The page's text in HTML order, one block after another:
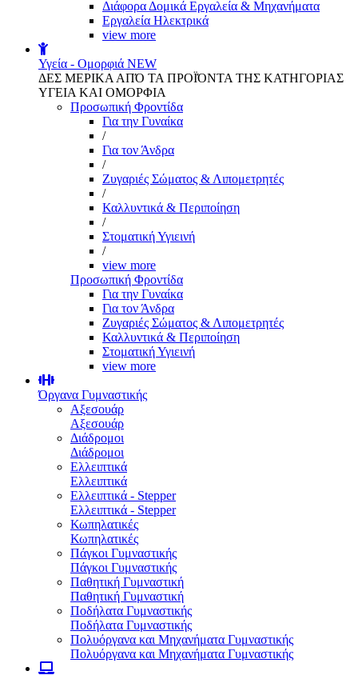
Διάφορα Δομικά Εργαλεία & Μηχανήματα
Εργαλεία Ηλεκτρικά
view more
Υγεία - Ομορφιά NEW
ΔΕΣ ΜΕΡΙΚΑ ΑΠΌ ΤΑ ΠΡΟΪΌΝΤΑ ΤΗΣ ΚΑΤΗΓΟΡΙΑΣ
ΥΓΕΙΑ ΚΑΙ ΟΜΟΡΦΙΑ
Προσωπική Φροντίδα
Για την Γυναίκα
/
Για τον Άνδρα
/
Ζυγαριές Σώματος & Λιπομετρητές
/
Καλλυντικά & Περιποίηση
/
Στοματική Υγιεινή
/
view more
Προσωπική Φροντίδα
Για την Γυναίκα
Για τον Άνδρα
Ζυγαριές Σώματος & Λιπομετρητές
Καλλυντικά & Περιποίηση
Στοματική Υγιεινή
view more
Όργανα Γυμναστικής
Αξεσουάρ
Αξεσουάρ
Διάδρομοι
Διάδρομοι
Ελλειπτικά
Ελλειπτικά
Ελλειπτικά - Stepper
Ελλειπτικά - Stepper
Κωπηλατικές
Κωπηλατικές
Πάγκοι Γυμναστικής
Πάγκοι Γυμναστικής
Παθητική Γυμναστική
Παθητική Γυμναστική
Ποδήλατα Γυμναστικής
Ποδήλατα Γυμναστικής
Πολυόργανα και Μηχανήματα Γυμναστικής
Πολυόργανα και Μηχανήματα Γυμναστικής